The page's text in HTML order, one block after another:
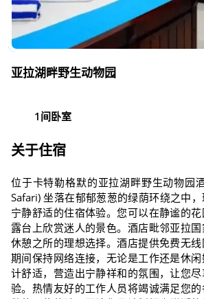
亚拉湖畔野生动物园
1间卧室
关于住宿
位于卡特勒格默的亚拉湖畔野生动物园
Safari) 坐落在郁郁葱葱的绿荫环绕之中
宁静舒适的住宿体验。您可以在静谧的
露台上欣赏迷人的景色。酒店毗邻亚拉
休憩之所的理想选择。酒店提供免费无
期间保持网络连接，无论是工作还是休
计舒适，营造出宁静祥和的氛围，让您
验。热情友好的工作人员将竭诚满足您